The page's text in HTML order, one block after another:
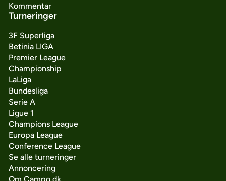
Kommentar
Turneringer
3F Superliga
Betinia LIGA
Premier League
Championship
LaLiga
Bundesliga
Serie A
Ligue 1
Champions League
Europa League
Conference League
Se alle turneringer
Annoncering